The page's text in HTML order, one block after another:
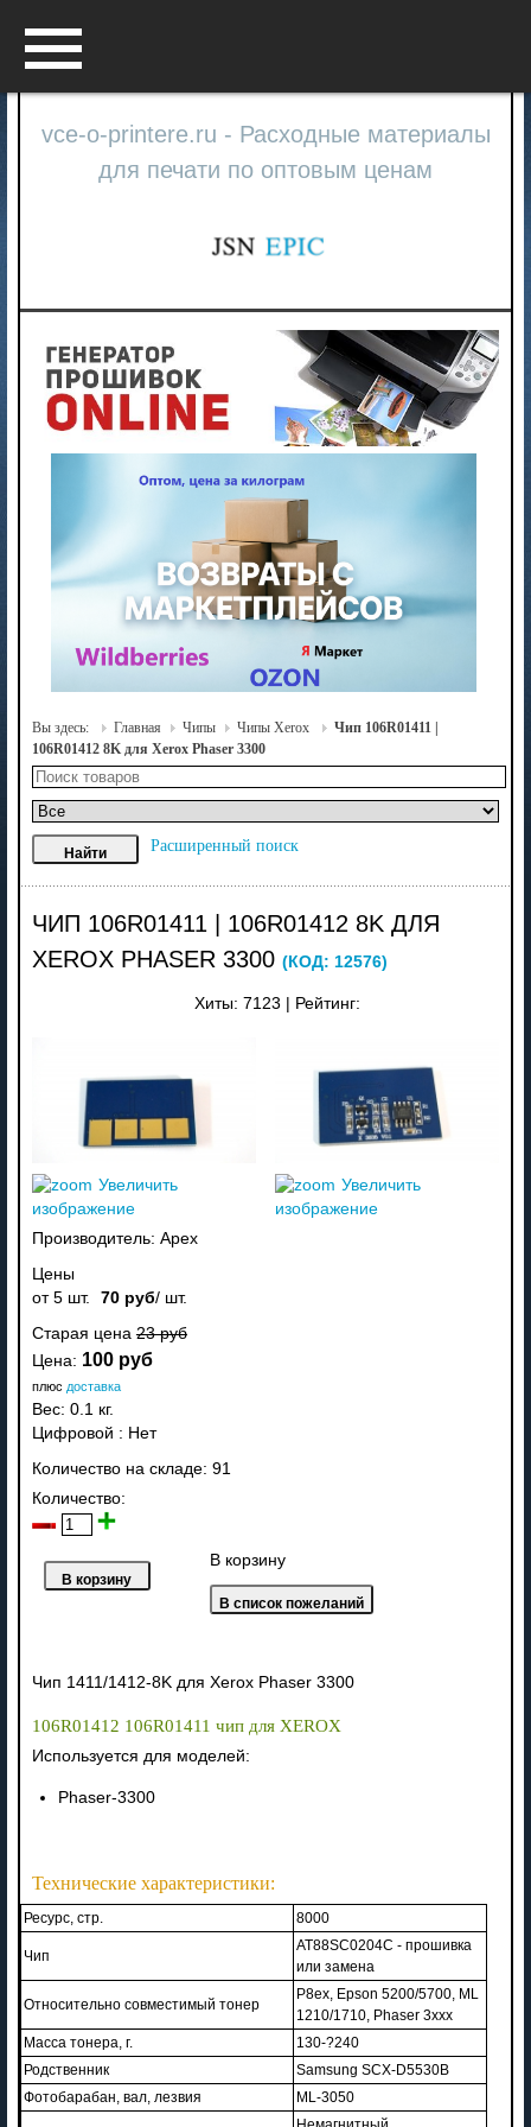
vce-o-printere.ru - Расходные материалы
для печати по оптовым ценам
Вы здесь: Главная Чипы Чипы Xerox
Чип 106R01411 |
106R01412 8K для Xerox Phaser 3300
Расширенный поиск
ЧИП 106R01411 | 106R01412 8K ДЛЯ
XEROX PHASER 3300 (КОД: 12576)
Хиты: 7123 Рейтинг:
Увеличить
изображение
Увеличить
изображение
Производитель: Apex
Цены
от 5 шт.
70 руб/ шт.
Старая цена 23 руб
Цена: 100 руб
плюс доставка
Вес: 0.1 кг.
Цифровой : Нет
Количество на складе: 91
Количество:
В корзину
Чип 1411/1412-8K для Xerox Phaser 3300
106R01412 106R01411 чип для XEROX
Используется для моделей:
Phaser-3300
Технические характеристики:
Ресурс, стр. 8000
Чип
AT88SC0204C - прошивка
или замена
Относительно совместимый тонер
P8ex, Epson 5200/5700, ML
1210/1710, Phaser 3xxx
Масса тонера, г.
130-?240
Родственник
Samsung SCX-D5530B
Фотобарабан, вал, лезвия
ML-3050